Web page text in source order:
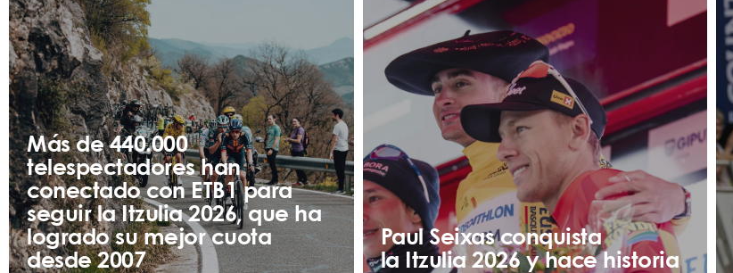
Más de 440.000
telespectadores han
conectado con ETB1 para
seguir la Itzulia 2026, que ha
logrado su mejor cuota
desde 2007
Paul Seixas conquista
la Itzulia 2026 y hace historia